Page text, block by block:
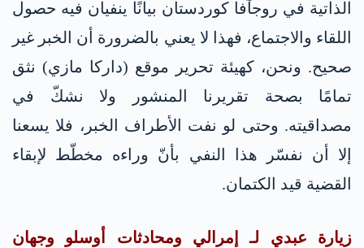
الذاتية في روجآفا كوردستان بيانًا ينفيان فيه حصول
اللقاء والاجتماع، فهذا لا يعني بالضرورة أن الخبر غير
صحيح. ونحن، كهيئة تحرير موقع (داركا مازي) نثق
تمامًا بصحة تقريرنا المنشور ولا نشكّ في
مصداقيته. وحتى لو نفت الأطراف الخبر، فلا يسعنا
إلا أن نفسّر هذا النفي بأنّ وراءه مخطّط لإبقاء
القضية قيد الكتمان.
زيارة عبدي لـ إمرالي ومحادثات أوسلو وجهان